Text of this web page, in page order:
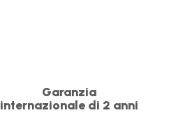
Garanzia
internazionale di 2 anni